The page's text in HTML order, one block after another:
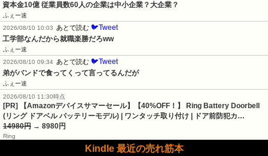
資本金10億 従業員数60人の企業は中小企業？大企業？
ふぇー速
2026/08/10 10:03
あとで読む 🐦Tweet
工学部なんだから就職楽勝だろww
ふぇー速
2026/08/10 09:34 あとで読む 🐦Tweet
弟がバンドで食ってくって言ってるんだが
ふぇー速
2026/08/10 11:30時点
[PR] 【Amazonデバイスサマーセール】【40%OFF！】 Ring Battery Doorbell
(リング ドアベル バッテリーモデル) | ワンタッチ取り付け | ドア前防犯カ…
14980円 → 8980円
Ring
Kindle 最近の売れ筋本